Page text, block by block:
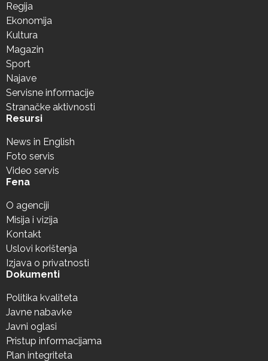
Regija
Ekonomija
Kultura
Magazin
Sport
Najave
Servisne informacije
Stranačke aktivnosti
Resursi
News in English
Foto servis
Video servis
Fena
O agenciji
Misija i vizija
Kontakt
Uslovi korištenja
Izjava o privatnosti
Dokumenti
Politika kvaliteta
Javne nabavke
Javni oglasi
Pristup informacijama
Plan integriteta